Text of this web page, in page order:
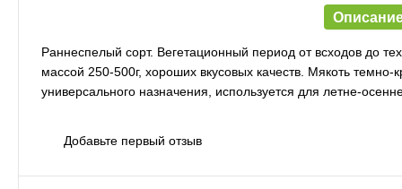
Раннеспелый сорт. Вегетационный период от всходов до
массой 250-500г, хороших вкусовых качеств. Мякоть
универсального назначения, используется для летне-
Добавьте первый отзыв